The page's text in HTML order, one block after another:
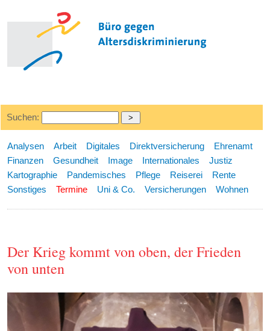
Suchen:
Analysen Arbeit Digitales Direktversicherung
Ehrenamt
Finanzen
Gesundheit Image Internationales
Justiz
Kartographie
Pandemisches Pflege Reiserei
Rente
Sonstiges
Termine Uni & Co. Versicherungen Wohnen
Der Krieg kommt von oben, der Frieden
von unten